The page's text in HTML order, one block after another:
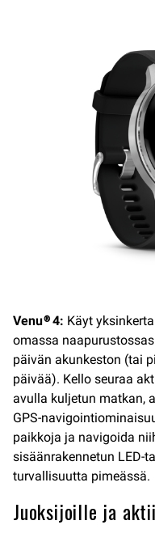
Venu® 4: Käyt
omassa
päivän akunkeston (tai
päivää). Kello seuraa
avulla kuljetun matkan,
GPS-
paikkoja ja navigoida
sisäänrakennetun LED-
turvallisuutta pimeässä.
Juoksijoille ja